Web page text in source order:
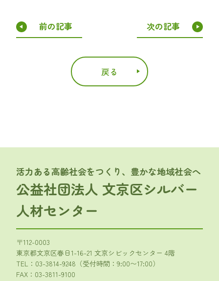
前の記事 次の記事
戻る
活力ある高齢社会をつくり、豊かな地域社会へ
公益社団法人 文京区シルバー
人材センター
〒112-0003
東京都文京区春日1-16-21 文京シビックセンター 4階
TEL： 03-3814-9248 （受付時間：9:00〜17:00）
FAX：03-3811-9100